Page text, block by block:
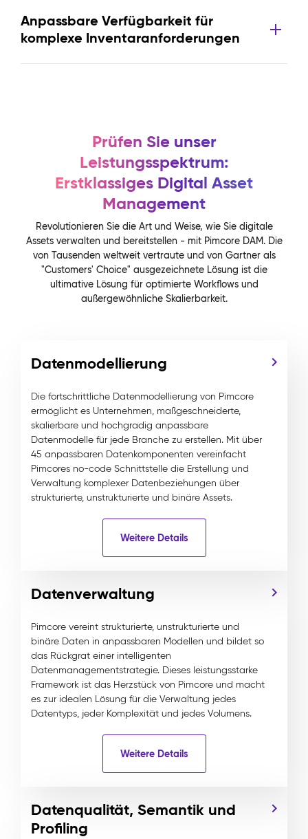
Anpassbare Verfügbarkeit für
komplexe Inventaranforderungen
Prüfen Sie unser
Leistungsspektrum:
Erstklassiges Digital Asset
Management
Revolutionieren Sie die Art und Weise, wie Sie digitale
Assets verwalten und bereitstellen - mit Pimcore DAM. Die
von Tausenden weltweit vertraute und von Gartner als
"Customers' Choice" ausgezeichnete Lösung ist die
ultimative Lösung für optimierte Workflows und
außergewöhnliche Skalierbarkeit.
Datenmodellierung
Die fortschrittliche Datenmodellierung von Pimcore
ermöglicht es Unternehmen, maßgeschneiderte,
skalierbare und hochgradig anpassbare
Datenmodelle für jede Branche zu erstellen. Mit über
45 anpassbaren Datenkomponenten vereinfacht
Pimcores no-code Schnittstelle die Erstellung und
Verwaltung komplexer Datenbeziehungen über
strukturierte, unstrukturierte und binäre Assets.
Weitere Details
Datenverwaltung
Pimcore vereint strukturierte, unstrukturierte und
binäre Daten in anpassbaren Modellen und bildet so
das Rückgrat einer intelligenten
Datenmanagementstrategie. Dieses leistungsstarke
Framework ist das Herzstück von Pimcore und macht
es zur idealen Lösung für die Verwaltung jedes
Datentyps, jeder Komplexität und jedes Volumens.
Weitere Details
Datenqualität, Semantik und
Profiling